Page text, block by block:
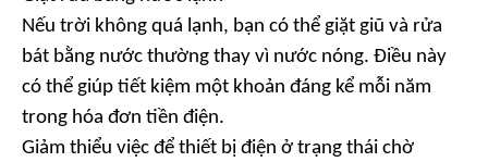
Nếu trời không quá lạnh, bạn có thể giặt giũ và rửa
bát bằng nước thường thay vì nước nóng. Điều này
có thể giúp tiết kiệm một khoản đáng kể mỗi năm
trong hóa đơn tiền điện.
Giảm thiểu việc để thiết bị điện ở trạng thái chờ